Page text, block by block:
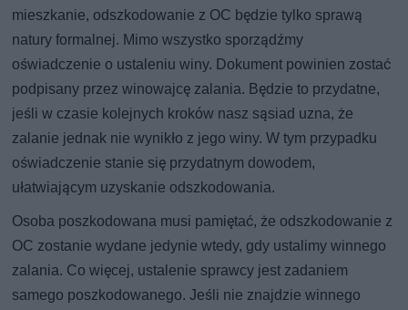
mieszkanie, odszkodowanie z OC będzie tylko sprawą
natury formalnej. Mimo wszystko sporządźmy
oświadczenie o ustaleniu winy. Dokument powinien zostać
podpisany przez winowajcę zalania. Będzie to przydatne,
jeśli w czasie kolejnych kroków nasz sąsiad uzna, że
zalanie jednak nie wynikło z jego winy. W tym przypadku
oświadczenie stanie się przydatnym dowodem,
ułatwiającym uzyskanie odszkodowania.
Osoba poszkodowana musi pamiętać, że odszkodowanie z
OC zostanie wydane jedynie wtedy, gdy ustalimy winnego
zalania. Co więcej, ustalenie sprawcy jest zadaniem
samego poszkodowanego. Jeśli nie znajdzie winnego